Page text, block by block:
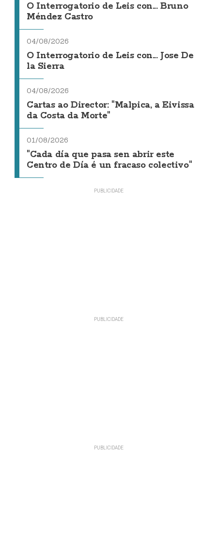
O Interrogatorio de Leis con... Bruno
Méndez Castro
04/08/2026
O Interrogatorio de Leis con... Jose De
la Sierra
04/08/2026
Cartas ao Director: "Malpica, a Eivissa
da Costa da Morte"
01/08/2026
"Cada día que pasa sen abrir este
Centro de Día é un fracaso colectivo"